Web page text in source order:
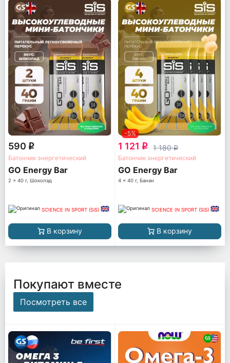
590 q
Батончик энергетический
GO Energy Bar
2 x 40 г, Шоколад
SCIENCE IN SPORT (SiS)
В корзину
-5%
1 121 q 1 180q
Батончик энергетический
GO Energy Bar
4 x 40 г, Банан
SCIENCE IN SPORT (SiS)
В корзину
Покупают вместе
Посмотреть все